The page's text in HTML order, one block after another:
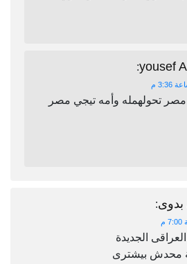
yousef
:
تحولهمله وأمه تيجي مصر
:
الجديدة
محدش بيشترى